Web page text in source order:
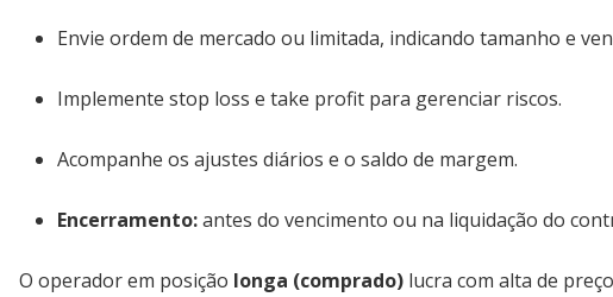
Envie ordem de mercado ou limitada, indicando tamanho e
Implemente stop loss e take profit para gerenciar riscos.
Acompanhe os ajustes diários e o saldo de margem.
Encerramento:antes do vencimento ou na liquidação do
O operador em posição longa (comprado) lucra com alta de